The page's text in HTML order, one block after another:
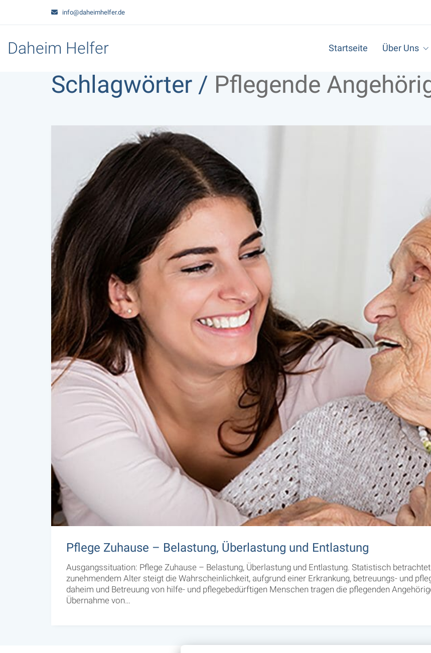
info@daheimhelfer.de
Daheim Helfer Startseite Über Uns
Schlagwörter / Pflegende
Pflege Zuhause – Belastung, Überlastung und Entlastung
Ausgangssituation: Pflege Zuhause – Belastung, Überlastung und Entlastung. Statistisch
zunehmendem Alter steigt die Wahrscheinlichkeit, aufgrund einer Erkrankung, betreuungs- und
daheim und Betreuung von hilfe- und pflegebedürftigen Menschen tragen die pflegenden
Übernahme von…